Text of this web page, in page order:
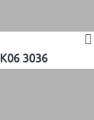
K06 3036